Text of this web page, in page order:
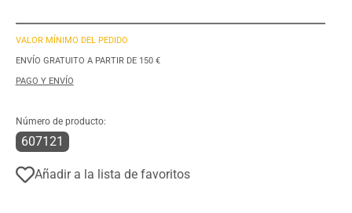
VALOR MÍNIMO DEL PEDIDO
ENVÍO GRATUITO A PARTIR DE 150 €
PAGO Y ENVÍO
Número de producto:
607121
Añadir a la lista de favoritos